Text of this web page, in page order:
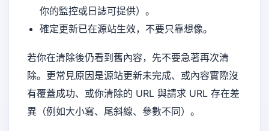
你的監控或日誌可提供）。
確定更新已在源站生效，不要只靠想像。
若你在清除後仍看到舊內容，先不要急著再次清
除。更常見原因是源站更新未完成、或內容實際沒
有覆蓋成功、或你清除的 URL 與請求 URL 存在差
異（例如大小寫、尾斜線、參數不同）。